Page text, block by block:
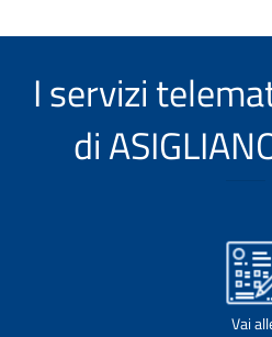
I servizi
di
Vai